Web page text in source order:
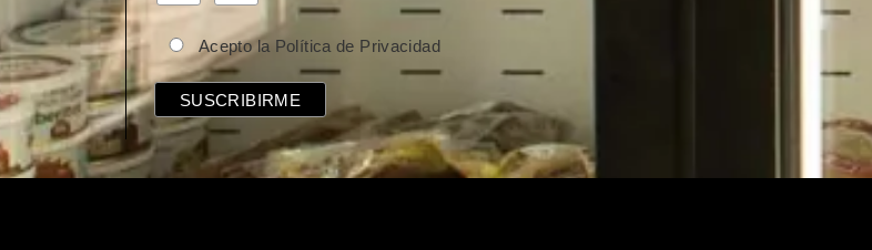
Acepto la Política de Privacidad